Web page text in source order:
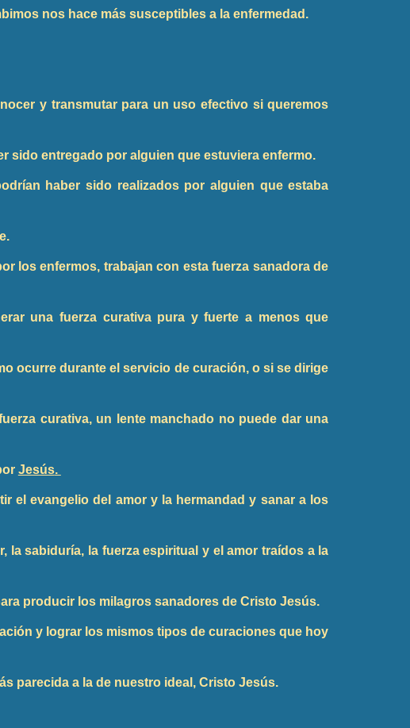
nos hace más susceptibles a la enfermedad.
y transmutar para un uso efectivo si queremos
sido entregado por alguien que estuviera enfermo.
haber sido realizados por alguien que estaba
los enfermos, trabajan con esta fuerza sanadora de
una fuerza curativa pura y fuerte a menos que
ocurre durante el servicio de curación, o si se dirige
curativa, un lente manchado no puede dar una
Jesús.
el evangelio del amor y la hermandad y sanar a los
sabiduría, la fuerza espiritual y el amor traídos a la
producir los milagros sanadores de Cristo Jesús.
y lograr los mismos tipos de curaciones que hoy
parecida a la de nuestro ideal, Cristo Jesús.